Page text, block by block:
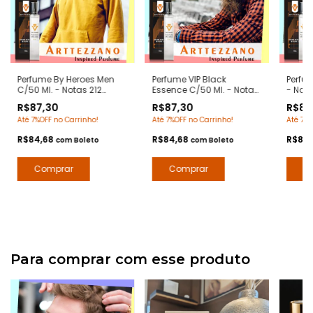
Perfume By Heroes Men
C/50 Ml. - Notas 212
Herrera - Contratipos
Premium - Arte 1 Perfumes
R$87,30
Até 7%OFF no Carrinho!
R$84,68 comBoleto
Perfume VIP Black
Essence C/50 Ml. - Notas
Herrera - Contratipos
Premium - Arte 1 Perfumes
R$87,30
Até 7%OFF no Carrinho!
R$84,68 comBoleto
-
Até
Para comprar com esse produto